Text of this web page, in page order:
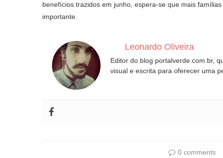
benefícios trazidos em junho, espera-se que mais
importante.
Leonardo Oliveira
Editor do blog portalverde.com.br,
visual e escrita para oferecer uma
0 comments